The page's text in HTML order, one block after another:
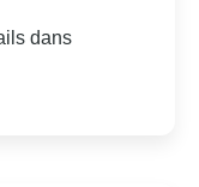
dans